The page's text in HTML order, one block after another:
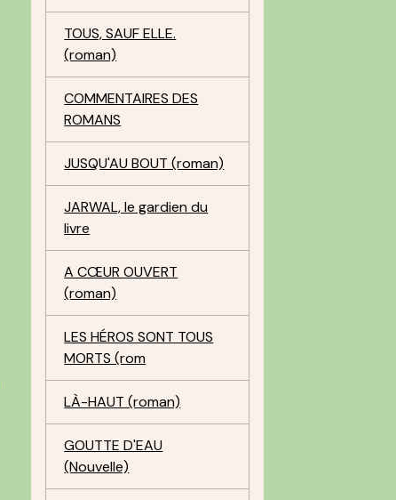
TOUS, SAUF ELLE.
(roman)
COMMENTAIRES DES
ROMANS
JUSQU'AU BOUT (roman)
JARWAL, le gardien du
livre
A CŒUR OUVERT
(roman)
LES HÉROS SONT TOUS
MORTS (rom
LÀ-HAUT (roman)
GOUTTE D'EAU
(Nouvelle)